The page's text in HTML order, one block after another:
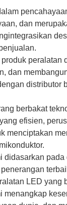
dan
peralatan
dan
distributor
berbakat
efisien,
menciptakan
didasarkan
LED yang
menangkap